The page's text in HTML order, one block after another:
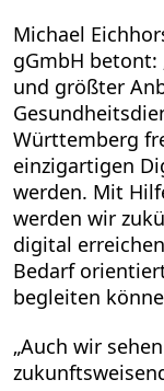
Michael
gGmbH betont:
und größter
Württemberg
einzigartigen
werden. Mit
werden wir
digital
Bedarf
begleiten
„Auch wir